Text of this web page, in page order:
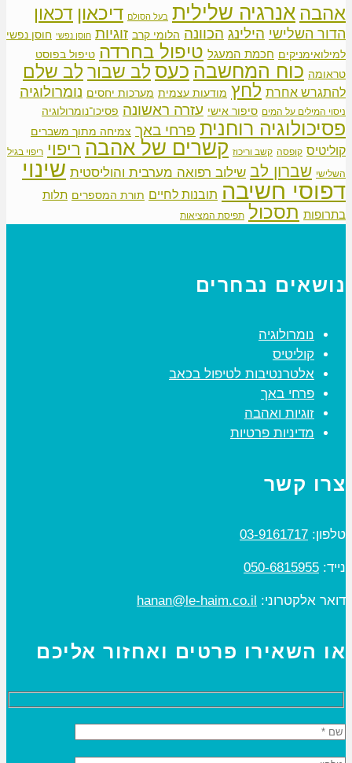
אהבה אנרגיה שלילית בעל הסולם דיכאון דכאון
הדור השלישי הילינג הכוונה הלומי קרב זוגיות חוסן נפשי חוסן נפשי
למילואימניקים חכמת המעגל טיפול בחרדה טיפול בפוסט
טראומה כוח המחשבה כעס לב שבור לב שלם
להתגרש אחרת לחץ מודעות עצמית מערכות יחסים נומרולוגיה
ניסוי המילים על המים סיפור אישי עזרה ראשונה פסיכו־נומרולוגיה
פסיכולוגיה רוחנית פרחי באך צמיחה מתוך משברים
קוליטיס קופסה קשב וריכוז קשרים של אהבה ריפוי ריפוי בגיל
השלישי שברון לב שילוב רפואה מערבית והוליסטית שינוי
דפוסי חשיבה תובנות לחיים תורת המספרים תלות
בתרופות תסכול תפיסת המציאות
נושאים נבחרים
נומרולוגיה
קוליטיס
אלטרנטיבות לטיפול בכאב
פרחי באך
זוגיות ואהבה
מדיניות פרטיות
צרו קשר
טלפון: 03-9161717
נייד: 050-6815955
דואר אלקטרוני: hanan@le-haim.co.il
או השאירו פרטים ואחזור אליכם